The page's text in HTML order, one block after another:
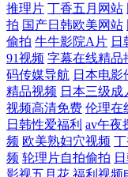
推理片 丁香五月网站
拍 国产日韩欧美网站
偷拍 牛牛影院A片 日
91视频 字幕在线精品
码传媒导航 日本电影
精品视频 日本三级成
视频高清免费 伦理在
日韩性爱福利 av午夜
频 欧美熟妇穴视频
频 轮理片自拍偷拍
影视五月花 福利视频